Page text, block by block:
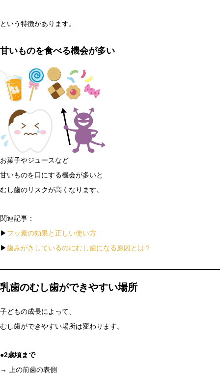
という特徴があります。
甘いものを食べる機会が多い
お菓子やジュースなど
甘いものを口にする機会が多いと
むし歯のリスクが高くなります。
関連記事：
▶ フッ素の効果と正しい使い方
▶歯みがきしているのにむし歯になる原因とは？
乳歯のむし歯ができやすい場所
子どもの成長によって、
むし歯ができやすい場所は変わります。
●2歳頃まで
→ 上の前歯の表側